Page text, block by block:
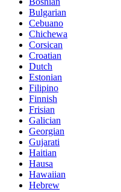
Bulgarian
Cebuano
Chichewa
Corsican
Croatian
Dutch
Estonian
Filipino
Finnish
Frisian
Galician
Georgian
Gujarati
Haitian
Hausa
Hawaiian
Hebrew